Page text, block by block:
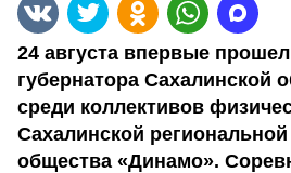
24 августа впервые
губернатора Сахалинской
среди коллективов
Сахалинской
общества «Динамо».